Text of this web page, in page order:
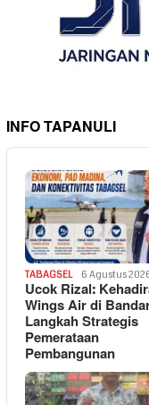
INFO TAPANULI
TABAGSEL 6 Agustus
Ucok Rizal:
Wings Air di
Langkah Strategis
Pemerataan
Pembangunan